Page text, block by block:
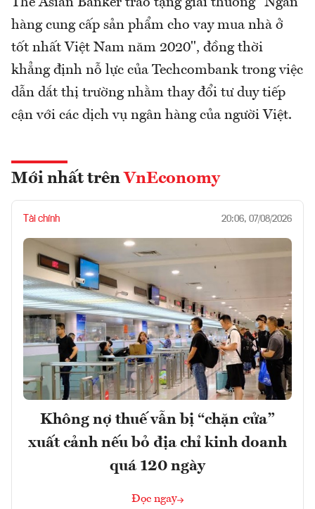
The Asian Banker trao tặng giải thưởng "Ngân
hàng cung cấp sản phẩm cho vay mua nhà ở
tốt nhất Việt Nam năm 2020", đồng thời
khẳng định nỗ lực của Techcombank trong việc
dẫn dắt thị trường nhằm thay đổi tư duy tiếp
cận với các dịch vụ ngân hàng của người Việt.
Mới nhất trên VnEconomy
Tài chính 20:06, 07/08/2026
Không nợ thuế vẫn bị “chặn cửa”
xuất cảnh nếu bỏ địa chỉ kinh doanh
quá 120 ngày
Đọc ngay